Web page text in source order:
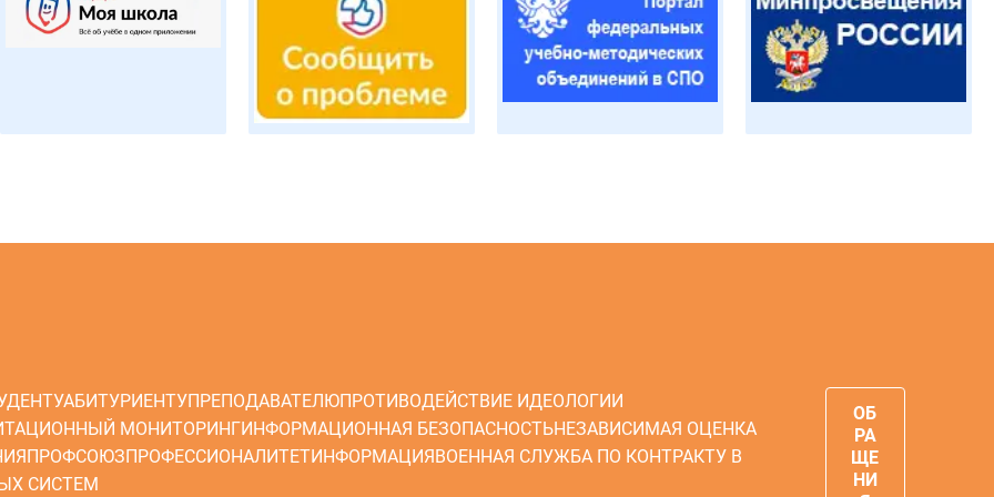
АБИТУРИЕНТУПРЕПОДАВАТЕЛЮПРОТИВОДЕЙСТВИЕ ИДЕОЛОГИИ
МОНИТОРИНГИНФОРМАЦИОННАЯ БЕЗОПАСНОСТЬНЕЗАВИСИМАЯ ОЦЕНКА
ПРОФСОЮЗПРОФЕССИОНАЛИТЕТИНФОРМАЦИЯВОЕННАЯ СЛУЖБА ПО КОНТРАКТУ В
СИСТЕМ
ОБ
РА
ЩЕ
НИ